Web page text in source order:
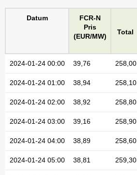
Datum
FCR-N
Pris
(EUR/MW)
Total
2024-01-24 00:00 39,76 258,00
2024-01-24 01:00 38,94 258,10
2024-01-24 02:00 38,92 258,80
2024-01-24 03:00 39,16 258,90
2024-01-24 04:00 38,89 258,60
2024-01-24 05:00 38,81 259,30